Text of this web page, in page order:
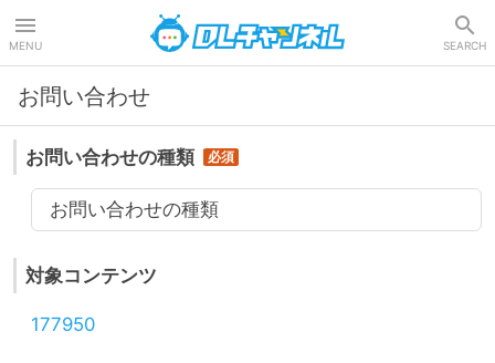
MENU SEARCH
お問い合わせ
お問い合わせの種類
お問い合わせの種類
対象コンテンツ
177950